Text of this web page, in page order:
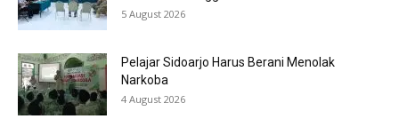
5 August 2026
Pelajar Sidoarjo Harus Berani Menolak
Narkoba
4 August 2026